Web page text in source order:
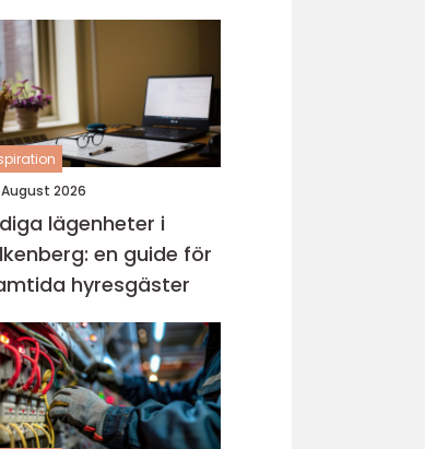
2026
lägenheter i
en guide för
hyresgäster